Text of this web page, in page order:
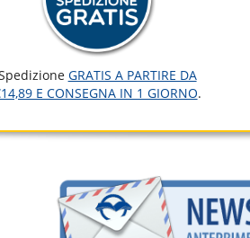
GRATIS A PARTIRE DA
E CONSEGNA IN 1 GIORNO.